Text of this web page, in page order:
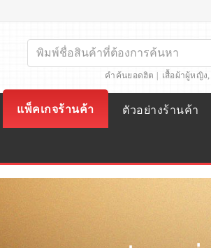
คำค้นยอดฮิต | เสื้อผ้าผู้หญิง,
แพ็คเกจร้านค้า ตัวอย่างร้านค้า